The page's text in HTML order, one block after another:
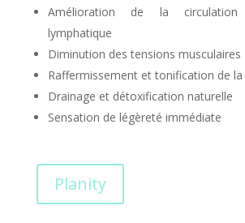
Amélioration de la
lymphatique
Diminution des tensions musculaires
Raffermissement et tonification de la
Drainage et détoxification naturelle
Sensation de légèreté immédiate
Planity